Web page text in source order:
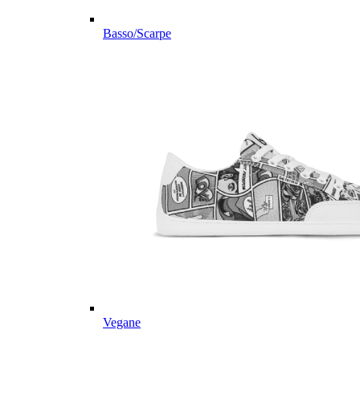
Basso/Scarpe
Vegane